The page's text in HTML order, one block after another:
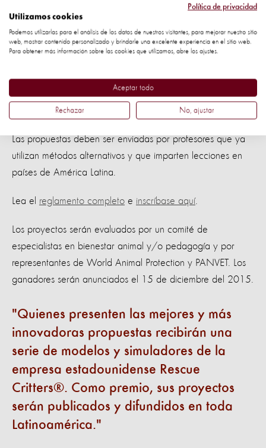
Los métodos humanitarios son alternativas educativas que
no perjudican a los animales. Entre ellas están los
simuladores (realidad virtual), modelos, maniquís, impresoras
corporal y el uso de cadáveres de origen ético, entre otros.
¿Cómo inscribirse?
Las propuestas deben ser enviadas por profesores que ya
utilizan métodos alternativos y que imparten lecciones en
países de América Latina.
Lea el reglamento completo e inscríbase aquí.
Los proyectos serán evaluados por un comité de
especialistas en bienestar animal y/o pedagogía y por
representantes de World Animal Protection y PANVET. Los
ganadores serán anunciados el 15 de diciembre del 2015.
Quienes presenten las mejores y más
innovadoras propuestas recibirán una
serie de modelos y simuladores de la
empresa estadounidense Rescue
Critters®. Como premio, sus proyectos
serán publicados y difundidos en toda
Latinoamérica.
Política de privacidad
Utilizamos cookies
Podemos utilizarlas para el análisis de los datos de nuestros visitantes, para mejorar nuestro sitio
web, mostrar contenido personalizado y brindarle una excelente experiencia en el sitio web.
Para obtener más información sobre las cookies que utilizamos, abre los ajustes.
Aceptar todo
Rechazar No, ajustar